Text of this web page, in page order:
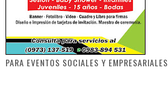
PARA EVENTOS SOCIALES Y EMPRESARIALES